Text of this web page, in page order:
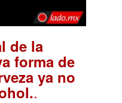
de la
forma de
ya no
.